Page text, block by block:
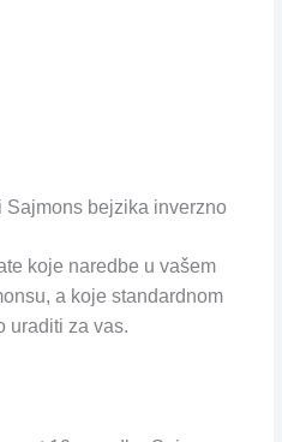
Sajmons bejzika inverzno
koje naredbe u vašem
a koje standardnom
uraditi za vas.